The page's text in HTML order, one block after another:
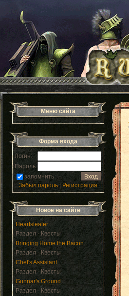
Меню сайта
Форма входа
Логин:
Пароль:
запомнить
Забыл пароль|Регистрация
Новое на сайте
Heartstealer
Раздел - Квесты
Bringing Home the Bacon
Раздел - Квесты
Chef's Assistant
Раздел - Квесты
Gunnar's Ground
Раздел - Квесты